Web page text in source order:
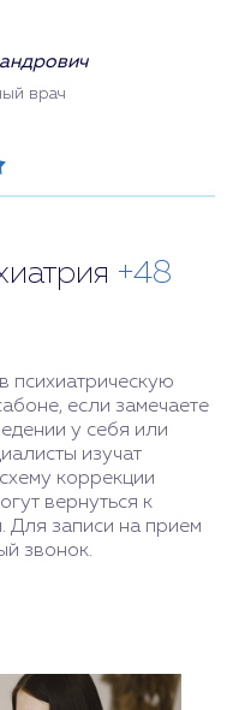
врач
+48
психиатрическую
если замечаете
у себя или
изучат
коррекции
вернуться к
Для записи на прием
звонок.